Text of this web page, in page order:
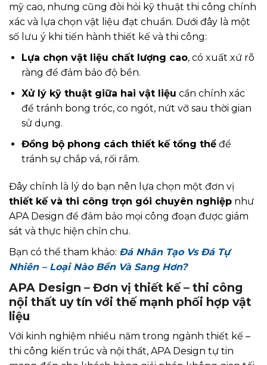
mỹ cao, nhưng cũng đòi hỏi kỹ thuật thi công chính
xác và lựa chọn vật liệu đạt chuẩn. Dưới đây là một
số lưu ý khi tiến hành thiết kế và thi công:
Lựa chọn vật liệu chất lượng cao, có xuất xứ rõ
ràng để đảm bảo độ bền.
Xử lý kỹ thuật giữa hai vật liệu cần chính xác
để tránh bong tróc, co ngót, nứt vỡ sau thời gian
sử dụng.
Đồng bộ phong cách thiết kế tổng thểđể
tránh sự chắp vá, rối rắm.
Đây chính là lý do bạn nên lựa chọn một đơn vị
thiết kế và thi công trọn gói chuyên nghiệp như
APA Design để đảm bảo mọi công đoạn được giám
sát và thực hiện chỉn chu.
Bạn có thể tham khảo: Đá Nhân Tạo Vs Đá Tự
Nhiên – Loại Nào Bền Và Sang Hơn?
APA Design – Đơn vị thiết kế – thi công
nội thất uy tín với thế mạnh phối hợp vật
liệu
Với kinh nghiệm nhiều năm trong ngành thiết kế –
thi công kiến trúc và nội thất, APA Design tự tin